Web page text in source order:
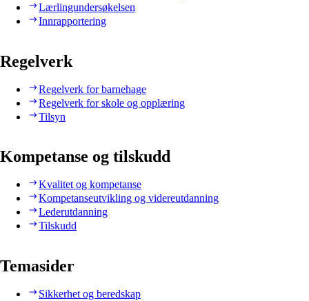
Lærlingundersøkelsen
Innrapportering
Regelverk
Regelverk for barnehage
Regelverk for skole og opplæring
Tilsyn
Kompetanse og tilskudd
Kvalitet og kompetanse
Kompetanseutvikling og videreutdanning
Lederutdanning
Tilskudd
Temasider
Sikkerhet og beredskap